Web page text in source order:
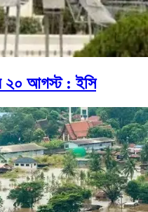
২০ আগস্ট : ইসি